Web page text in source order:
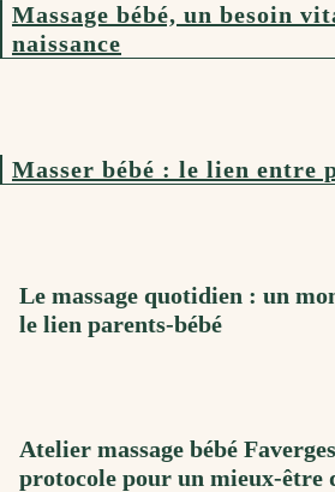
Massage bébé, un besoin
naissance
Masser bébé : le lien entre
Le massage quotidien : un
le lien parents-bébé
Atelier massage bébé
protocole pour un mieux-être